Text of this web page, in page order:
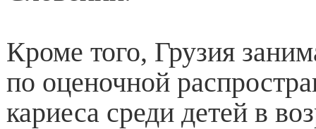
Кроме того, Грузия
по оценочной
кариеса среди детей в